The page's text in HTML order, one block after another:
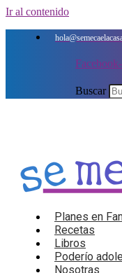
Ir al contenido
Buscar
Planes en
Recetas
Libros
Poderío
Nosotras